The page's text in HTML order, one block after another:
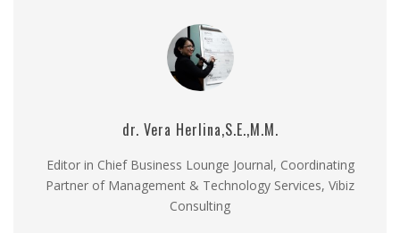
dr. Vera Herlina,S.E.,M.M.
Editor in Chief Business Lounge Journal, Coordinating
Partner of Management & Technology Services, Vibiz
Consulting